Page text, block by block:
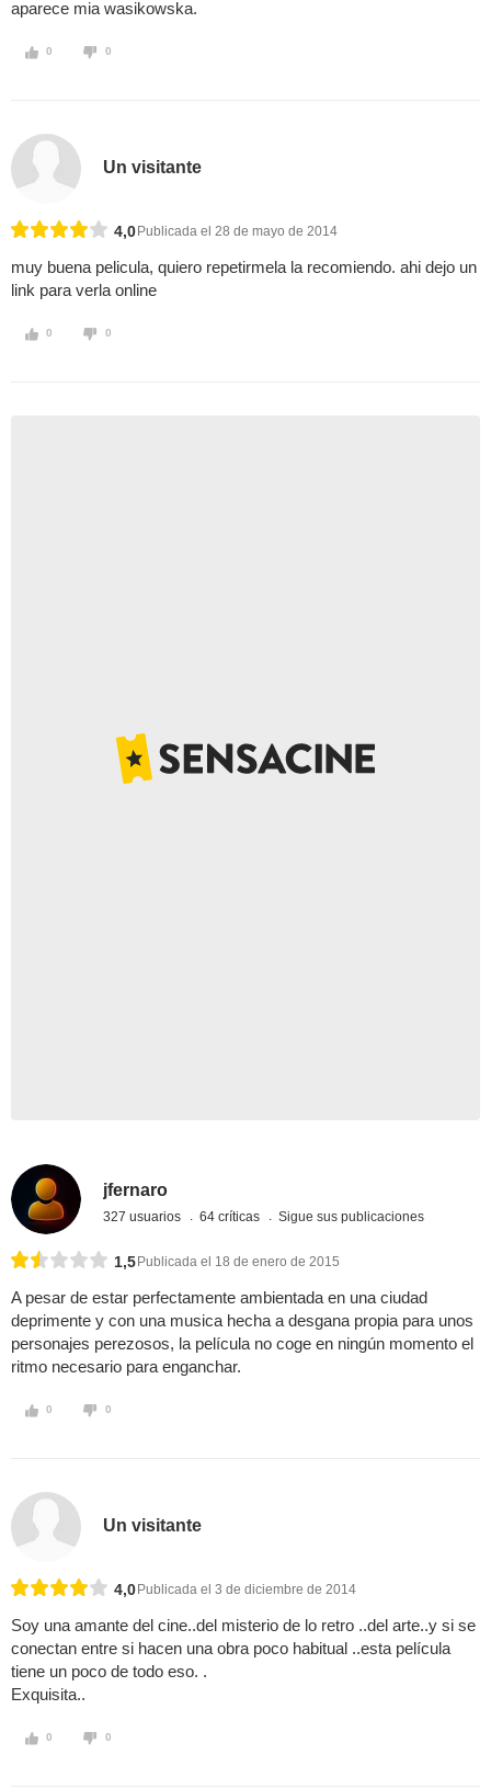
aparece mia wasikowska.
0 0
Un visitante
4,0 Publicada el 28 de mayo de 2014
muy buena pelicula, quiero repetirmela la recomiendo. ahi dejo un
link para verla online
0 0
jfernaro
327 usuarios 64 críticas Sigue sus publicaciones
1,5 Publicada el 18 de enero de 2015
A pesar de estar perfectamente ambientada en una ciudad
deprimente y con una musica hecha a desgana propia para unos
personajes perezosos, la película no coge en ningún momento el
ritmo necesario para enganchar.
0 0
Un visitante
4,0 Publicada el 3 de diciembre de 2014
Soy una amante del cine..del misterio de lo retro ..del arte..y si se
conectan entre si hacen una obra poco habitual ..esta película
tiene un poco de todo eso. .
Exquisita..
0 0